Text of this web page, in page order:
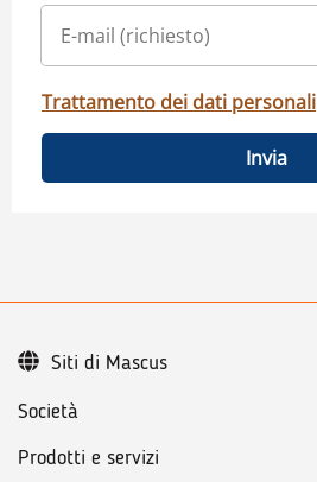
Trattamento dei dati personali
Invia
Società
Prodotti e servizi
Siti di Mascus